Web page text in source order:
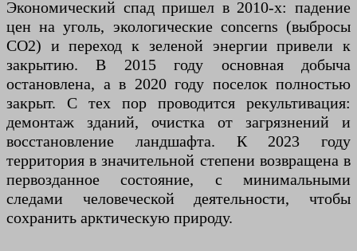
Экономический спад пришел в 2010-х: падение
цен на уголь, экологические concerns (выбросы
CO2) и переход к зеленой энергии привели к
закрытию. В 2015 году основная добыча
остановлена, а в 2020 году поселок полностью
закрыт. С тех пор проводится рекультивация:
демонтаж зданий, очистка от загрязнений и
восстановление ландшафта. К 2023 году
территория в значительной степени возвращена в
первозданное состояние, с минимальными
следами человеческой деятельности, чтобы
сохранить арктическую природу.